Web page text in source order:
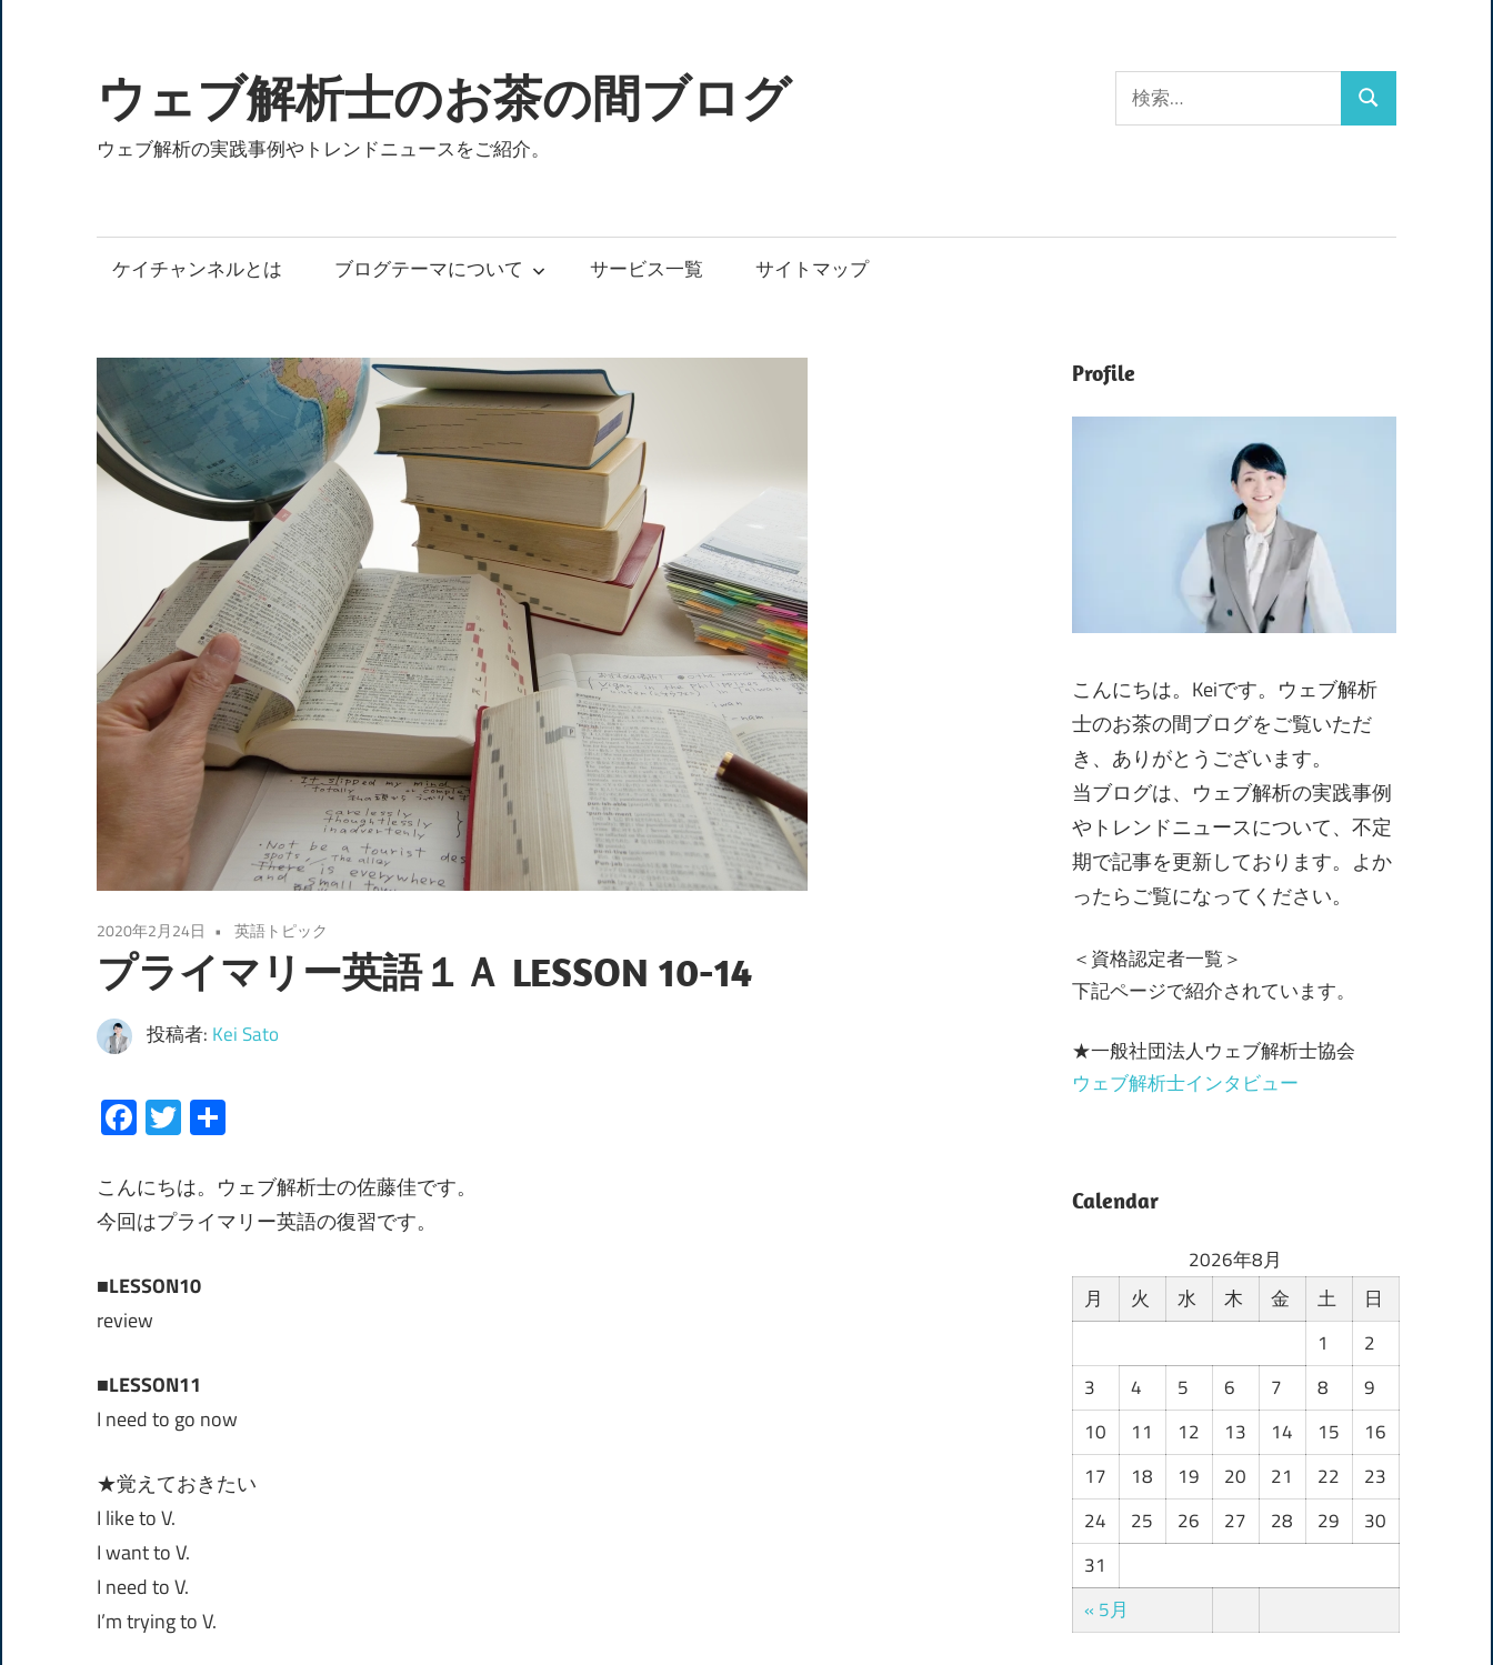
テ
ン
ツ
キ
ッ
ウェブ解析士のお茶の間ブログ
ウェブ解析の実践事例やトレンドニュースをご紹介。
索:
検
ケイチャンネルとは ブログテーマについて サービス一覧 サイトマップ
2020年2月24日 英語トピック
プライマリー英語１Ａ LESSON 10-14
投稿者: Kei Sato
Facebook
Twitter
こんにちは。ウェブ解析士の佐藤佳です。
今回はプライマリー英語の復習です。
■LESSON10
review
■LESSON11
I need to go now
★覚えておきたい
I like to V.
I want to V.
I need to V.
I’m trying to V.
Profile
こんにちは。Keiです。ウェブ解析
士のお茶の間ブログをご覧いただ
き、ありがとうございます。
当ブログは、ウェブ解析の実践事例
やトレンドニュースについて、不定
期で記事を更新しております。よか
ったらご覧になってください。
＜資格認定者一覧＞
下記ページで紹介されています。
★一般社団法人ウェブ解析士協会
ウェブ解析士インタビュー
Calendar
2026年8月
月
火 水 木 金 土 日
« 5月
1
2
3
4 5 6 7 8
9
10
11 12 13 14 15
16
17
18 19 20 21 22
23
24
25 26 27 28 29
30
31